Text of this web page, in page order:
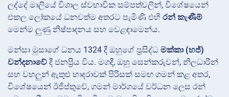
ලද්දේ මාලියේ විශාල ස්වභාවික සම්පත්වලින්, විශේෂයෙන්
එකල ලෝකයේ ධනවත්ම අතරට පැමිණි එහි රන් කැණීම්
මෙන්ම ලුණු නිෂ්පාදනය සහ වෙළඳාමෙන්ය.
මන්සා මුසාගේ ධනය 1324 දී ඔහුගේ ප්‍රසිද්ධ මක්කා (හජ්)
වන්දනාවේ දී ජනප්‍රිය විය. මගදී, ඔහු සෙන්කරුවන්, නිලධාරීන්
සහ වහලුන් ඇතුළු හාදරාවක් පිරිසක් සමඟ ගමන් කළ අතර,
විශේෂයෙන් ඊජිප්තුවේ, ගමන් මාර්ගයේ වර්ධන ලෙස රන්